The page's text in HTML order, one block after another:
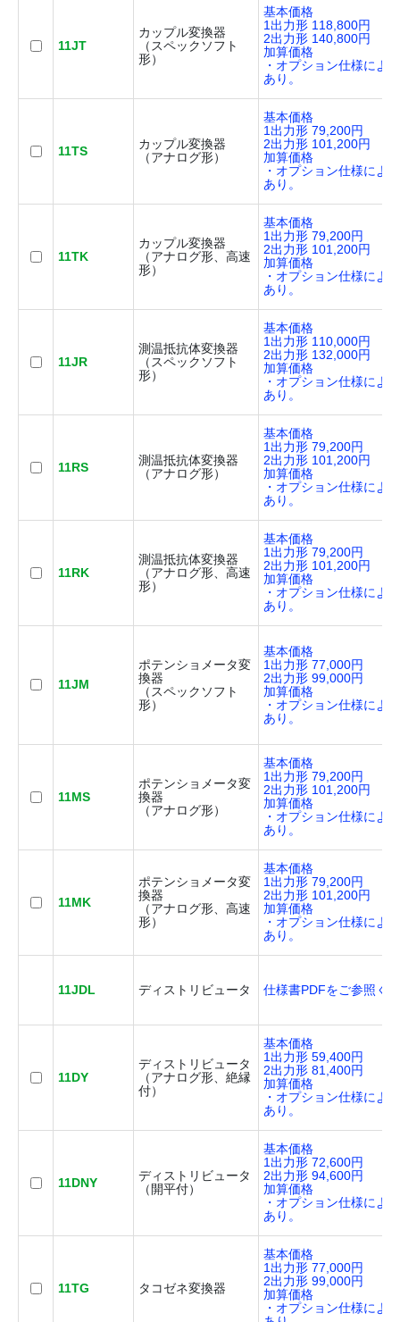
11JT
カップル変換器
（スペックソフト
形）
基本価格
1出力形 118,800円
2出力形 140,800円
加算価格
・オプション仕様によ
あり。
11TS
カップル変換器
（アナログ形）
基本価格
1出力形 79,200円
2出力形 101,200円
加算価格
・オプション仕様によ
あり。
11TK
カップル変換器
（アナログ形、高速
形）
基本価格
1出力形 79,200円
2出力形 101,200円
加算価格
・オプション仕様によ
あり。
11JR
測温抵抗体変換器
（スペックソフト
形）
基本価格
1出力形 110,000円
2出力形 132,000円
加算価格
・オプション仕様によ
あり。
11RS
測温抵抗体変換器
（アナログ形）
基本価格
1出力形 79,200円
2出力形 101,200円
加算価格
・オプション仕様によ
あり。
11RK
測温抵抗体変換器
（アナログ形、高速
形）
基本価格
1出力形 79,200円
2出力形 101,200円
加算価格
・オプション仕様によ
あり。
11JM
ポテンショメータ変
換器
（スペックソフト
形）
基本価格
1出力形 77,000円
2出力形 99,000円
加算価格
・オプション仕様によ
あり。
11MS
ポテンショメータ変
換器
（アナログ形）
基本価格
1出力形 79,200円
2出力形 101,200円
加算価格
・オプション仕様によ
あり。
11MK
ポテンショメータ変
換器
（アナログ形、高速
形）
基本価格
1出力形 79,200円
2出力形 101,200円
加算価格
・オプション仕様によ
あり。
11JDL ディストリビュータ 仕様書PDFをご参照く
11DY
ディストリビュータ
（アナログ形、絶縁
付）
基本価格
1出力形 59,400円
2出力形 81,400円
加算価格
・オプション仕様によ
あり。
11DNY
ディストリビュータ
（開平付）
基本価格
1出力形 72,600円
2出力形 94,600円
加算価格
・オプション仕様によ
あり。
11TG タコゼネ変換器
基本価格
1出力形 77,000円
2出力形 99,000円
加算価格
・オプション仕様によ